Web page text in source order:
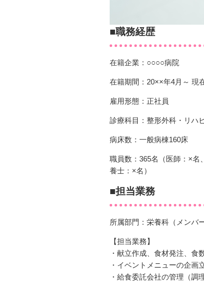
■職務経歴
在籍企業：○○○○病院
在籍期間：20××年4月～ 現
雇用形態：正社員
診療科目：整形外科・リハ
病床数：一般病棟160床
職員数：365名（医師：×
養士：×名）
■担当業務
所属部門：栄養科（メンバ
【担当業務】
・献立作成、食材発注、食
・イベントメニューの企画
・給食委託会社の管理（調